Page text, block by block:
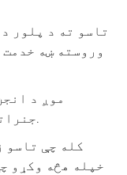
وروسته ښه
جنراتور انجنیر، قوي تخنیکي ټیم لرو.
خپله هڅه وکړو